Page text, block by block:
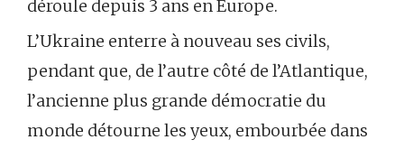
déroule depuis 3 ans en Europe.
L’Ukraine enterre à nouveau ses civils,
pendant que, de l’autre côté de l’Atlantique,
l’ancienne plus grande démocratie du
monde détourne les yeux, embourbée dans